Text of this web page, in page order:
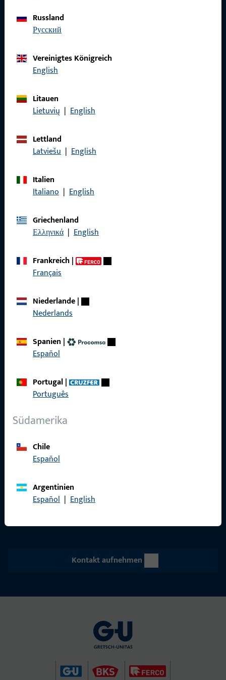
Russland
русский
Vereinigtes Königreich
English
Litauen
Lietuvių | English
Lettland
Latviešu | English
Italien
Italiano | English
Griechenland
Ελληνικά | English
Frankreich|
Français
Niederlande|
Nederlands
Spanien |
Español
Portugal|
Português
Südamerika
Chile
Español
Argentinien
Español | English
Produktkatalog
Kontakt
ProPoint-Serviceportal
Social Media
GU Baubeschläge Aus­tria GmbH
office@g-u.at
Kontakt aufnehmen